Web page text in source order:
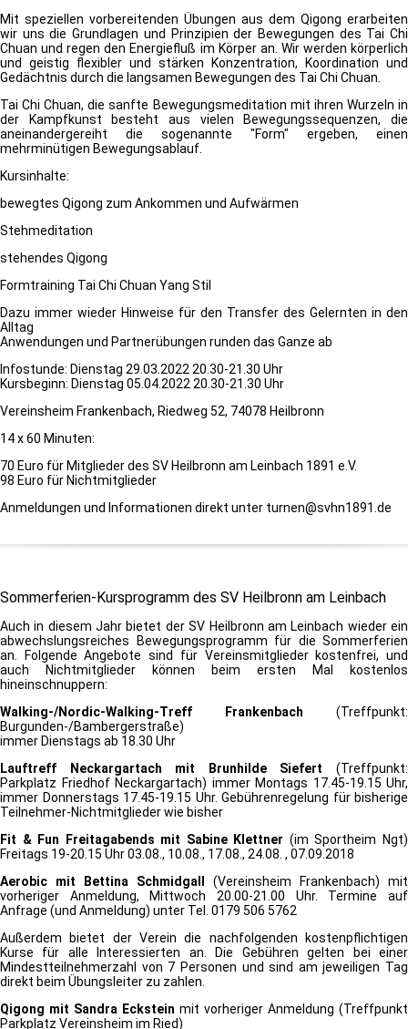
Mit speziellen vorbereitenden Übungen aus dem Qigong erarbeiten
wir uns die Grundlagen und Prinzipien der Bewegungen des Tai Chi
Chuan und regen den Energiefluß im Körper an. Wir werden körperlich
und geistig flexibler und stärken Konzentration, Koordination und
Gedächtnis durch die langsamen Bewegungen des Tai Chi Chuan.
Tai Chi Chuan, die sanfte Bewegungsmeditation mit ihren Wurzeln in
der Kampfkunst besteht aus vielen Bewegungssequenzen, die
aneinandergereiht die sogenannte "Form" ergeben, einen
mehrminütigen Bewegungsablauf.
Kursinhalte:
bewegtes Qigong zum Ankommen und Aufwärmen
Stehmeditation
stehendes Qigong
Formtraining Tai Chi Chuan Yang Stil
Dazu immer wieder Hinweise für den Transfer des Gelernten in den
Alltag
Anwendungen und Partnerübungen runden das Ganze ab
Infostunde: Dienstag 29.03.2022 20.30-21.30 Uhr
Kursbeginn: Dienstag 05.04.2022 20.30-21.30 Uhr
Vereinsheim Frankenbach, Riedweg 52, 74078 Heilbronn
14 x 60 Minuten:
70 Euro für Mitglieder des SV Heilbronn am Leinbach 1891 e.V.
98 Euro für Nichtmitglieder
Anmeldungen und Informationen direkt unter turnen@svhn1891.de
Sommerferien-Kursprogramm des SV Heilbronn am Leinbach
Auch in diesem Jahr bietet der SV Heilbronn am Leinbach wieder ein
abwechslungsreiches Bewegungsprogramm für die Sommerferien
an. Folgende Angebote sind für Vereinsmitglieder kostenfrei, und
auch Nichtmitglieder können beim ersten Mal kostenlos
hineinschnuppern:
Walking-/Nordic-Walking-Treff Frankenbach (Treffpunkt:
Burgunden-/Bambergerstraße)
immer Dienstags ab 18.30 Uhr
Lauftreff Neckargartach mit Brunhilde Siefert (Treffpunkt:
Parkplatz Friedhof Neckargartach) immer Montags 17.45-19.15 Uhr,
immer Donnerstags 17.45-19.15 Uhr. Gebührenregelung für bisherige
Teilnehmer-Nichtmitglieder wie bisher
Fit & Fun Freitagabends mit Sabine Klettner (im Sportheim Ngt)
Freitags 19-20.15 Uhr 03.08., 10.08., 17.08., 24.08. , 07.09.2018
Aerobic mit Bettina Schmidgall
(Vereinsheim Frankenbach) mit
vorheriger Anmeldung, Mittwoch 20.00-21.00 Uhr. Termine auf
Anfrage (und Anmeldung) unter Tel. 0179 506 5762
Außerdem bietet der Verein die nachfolgenden kostenpflichtigen
Kurse für alle Interessierten an. Die Gebühren gelten bei einer
Mindestteilnehmerzahl von 7 Personen und sind am jeweiligen Tag
direkt beim Übungsleiter zu zahlen.
Qigong mit Sandra Eckstein mit vorheriger Anmeldung (Treffpunkt
Parkplatz Vereinsheim im Ried)